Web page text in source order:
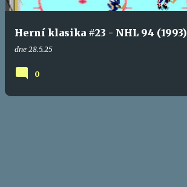
ě
Herní klasika #23 - NHL 94 (1993)
dne 28.5.25
0